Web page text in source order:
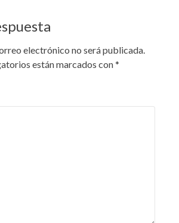
electrónico no será publicada.
están marcados con*